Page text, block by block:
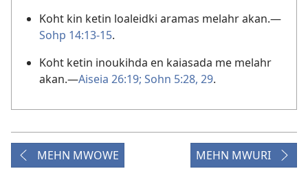
Koht kin ketin loaleidki aramas melahr akan.​—
Sohp 14:13-15.
Koht ketin inoukihda en kaiasada me melahr
akan.​—Aiseia 26:19; Sohn 5:28, 29.
MEHN MWOWE MEHN MWURI